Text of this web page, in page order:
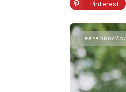
Pinterest